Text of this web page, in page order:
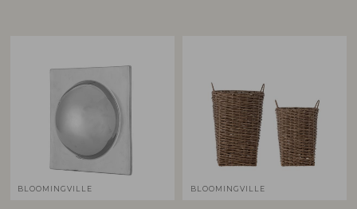
BLOOMINGVILLE BLOOMINGVILLE